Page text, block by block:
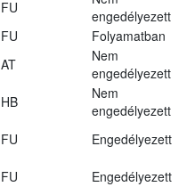
FU
engedélyezett
FU
Folyamatban
AT
Nem
engedélyezett
HB
Nem
engedélyezett
FU
Engedélyezett
FU
Engedélyezett